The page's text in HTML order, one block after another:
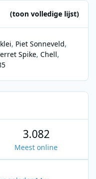
(toon volledige lijst)
Piet Sonneveld
Spike Chell
3.082
Meest online